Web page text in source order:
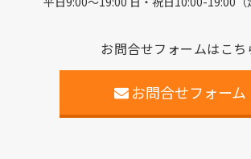
お問合せフォームはこち
お問合せフォーム